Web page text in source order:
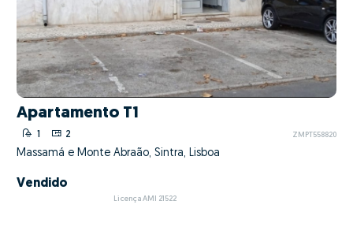
Apartamento T1
1 2 ZMPT558820
Massamá e Monte Abraão, Sintra, Lisboa
Vendido
Licença AMI 21522